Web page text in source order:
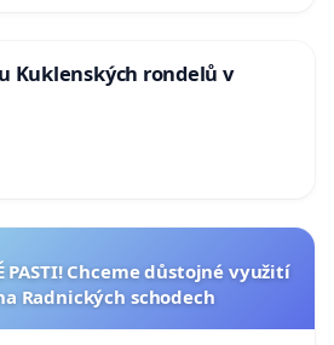
Kuklenských rondelů v
PASTI! Chceme důstojné využití
Radnických schodech